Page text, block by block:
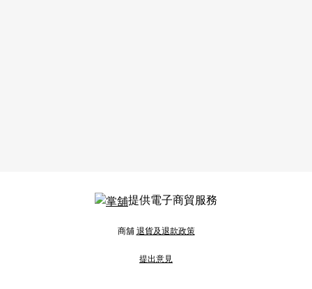
提供電子商貿服務
商舖退貨及退款政策
提出意見